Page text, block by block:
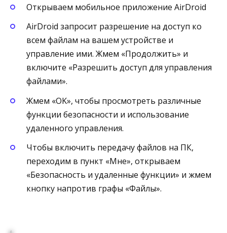
Открываем мобильное приложение AirDroid
AirDroid запросит разрешение на доступ ко
всем файлам на вашем устройстве и
управление ими. Жмем «Продолжить» и
включите «Разрешить доступ для управления
файлами».
Жмем «OK», чтобы просмотреть различные
функции безопасности и использование
удаленного управления.
Чтобы включить передачу файлов на ПК,
переходим в пункт «Мне», открываем
«Безопасность и удаленные функции» и жмем
кнопку напротив графы «Файлы».